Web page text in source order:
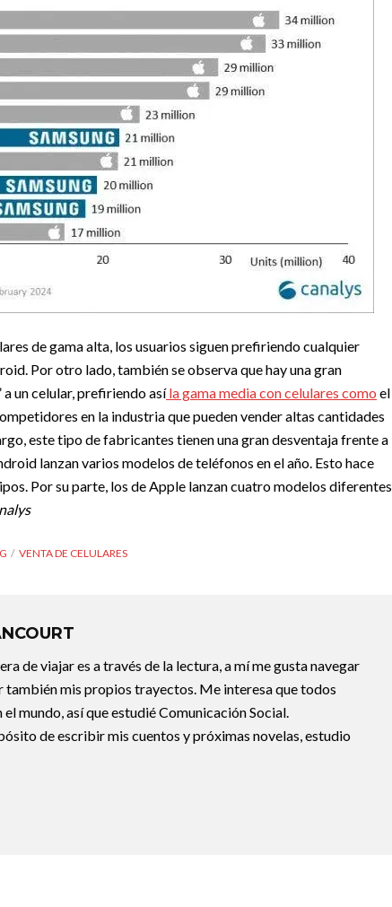
de gama alta, los usuarios siguen prefiriendo cualquier
Por otro lado, también se observa que hay una gran
un celular, prefiriendo asíla gama media con celulares como el
en la industria que pueden vender altas cantidades
este tipo de fabricantes tienen una gran desventaja frente a
lanzan varios modelos de teléfonos en el año. Esto hace
Por su parte, los de Apple lanzan cuatro modelos diferentes
VENTA DE CELULARES
de viajar es a través de la lectura, a mí me gusta navegar
también mis propios trayectos. Me interesa que todos
el mundo, así que estudié Comunicación Social.
de escribir mis cuentos y próximas novelas, estudio